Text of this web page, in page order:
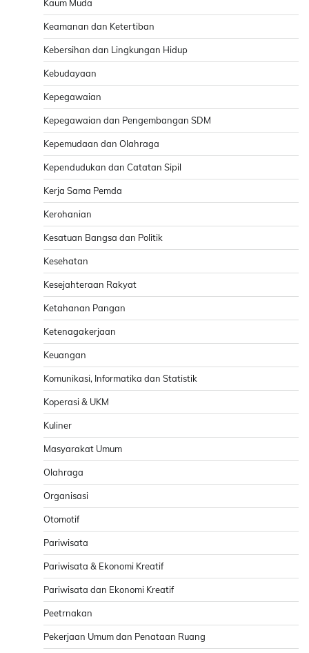
Kaum Muda
Keamanan dan Ketertiban
Kebersihan dan Lingkungan Hidup
Kebudayaan
Kepegawaian
Kepegawaian dan Pengembangan SDM
Kepemudaan dan Olahraga
Kependudukan dan Catatan Sipil
Kerja Sama Pemda
Kerohanian
Kesatuan Bangsa dan Politik
Kesehatan
Kesejahteraan Rakyat
Ketahanan Pangan
Ketenagakerjaan
Keuangan
Komunikasi, Informatika dan Statistik
Koperasi & UKM
Kuliner
Masyarakat Umum
Olahraga
Organisasi
Otomotif
Pariwisata
Pariwisata & Ekonomi Kreatif
Pariwisata dan Ekonomi Kreatif
Peetrnakan
Pekerjaan Umum dan Penataan Ruang